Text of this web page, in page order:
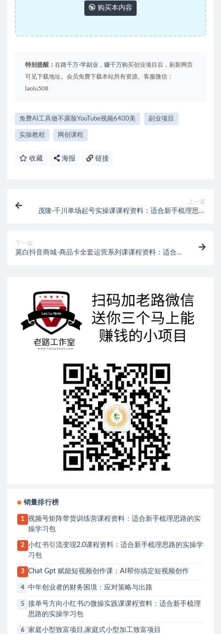
购买本内容
特别提醒： 在路千万-学副业，赚千万购买创业项目后，刷新网页
可见下载地址。会员免费下载本站所有资源。客服微信：
laolu508
免费AI工具做不露脸YouTube视频6400美 副业项目
实操教程 网创课程
收藏 海报 链接
上一篇
茂隆·千川单场起号实操课课程资料：适合新手梳理思路
下一篇
莫白抖音商城-商品卡全套运营系列课课程资料：适合
销量排行榜
1
视频号矩阵带货训练营课程资料：适合新手梳理思路的实
操学习包
2
小红书引流变现2.0课程资料：适合新手梳理思路的实操学
习包
3 Chat Gpt 赋能短视频创作课：AI帮你搞定短视频创作
4 中年创业者的财务困境：应对策略与出路
5
接单号方向小红书の微操实践课课程资料：适合新手梳理
思路的实操学习包
6 家庭小型致富项目,家庭式小型加工致富项目